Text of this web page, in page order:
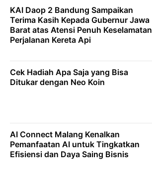
KAI Daop 2 Bandung Sampaikan
Terima Kasih Kepada Gubernur Jawa
Barat atas Atensi Penuh Keselamatan
Perjalanan Kereta Api
Cek Hadiah Apa Saja yang Bisa
Ditukar dengan Neo Koin
AI Connect Malang Kenalkan
Pemanfaatan AI untuk Tingkatkan
Efisiensi dan Daya Saing Bisnis